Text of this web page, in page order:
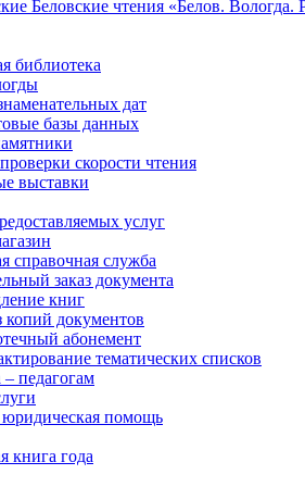
Беловские чтения «Белов. Вологда.
библиотека
дат
базы данных
скорости чтения
выставки
услуг
справочная служба
заказ документа
книг
копий документов
абонемент
тематических списков
педагогам
юридическая помощь
книга года